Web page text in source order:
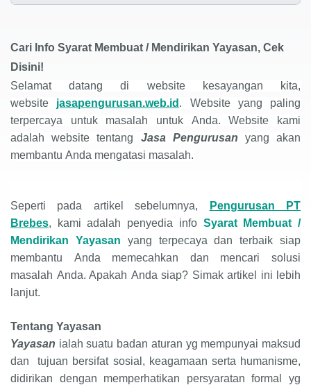
Cari Info Syarat Membuat / Mendirikan Yayasan, Cek
Disini!
Selamat datang di website kesayangan kita,
website jasapengurusan.web.id . Website yang paling
terpercaya untuk masalah untuk Anda. Website kami
adalah website tentang Jasa Pengurusan yang akan
membantu Anda mengatasi masalah.
Seperti pada artikel sebelumnya,
Pengurusan PT
Brebes, kami adalah penyedia info Syarat Membuat /
Mendirikan Yayasan yang terpecaya dan terbaik siap
membantu Anda memecahkan dan mencari solusi
masalah Anda. Apakah Anda siap? Simak artikel ini lebih
lanjut.
Tentang Yayasan
Yayasan ialah suatu badan aturan yg mempunyai maksud
dan tujuan bersifat sosial, keagamaan serta humanisme,
didirikan dengan memperhatikan persyaratan formal yg